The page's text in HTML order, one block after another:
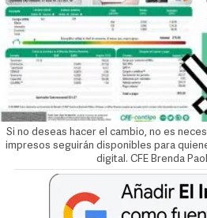
Si no deseas hacer el cambio, no es
impresos seguirán disponibles para
digital. CFE Brenda